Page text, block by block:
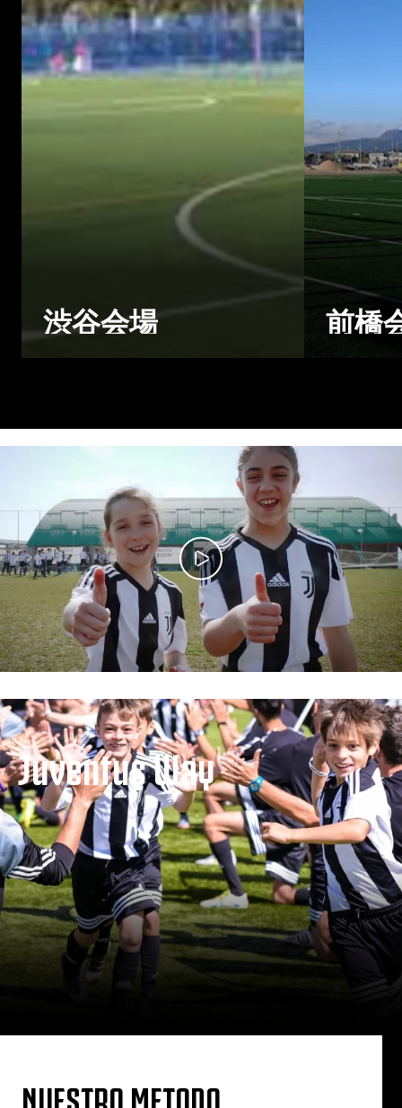
渋谷会場 前橋
Juventus Way
NUESTRO METODO